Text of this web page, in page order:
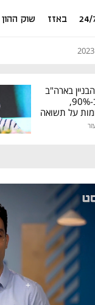
24/ באזז שוק ההון
בארה"ב
צנח ב-90%,
על תשואה
התנפצו